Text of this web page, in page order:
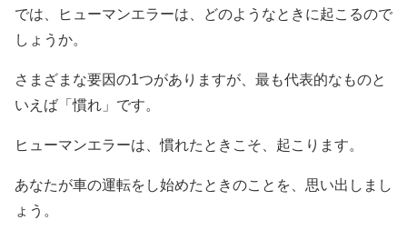
では、ヒューマンエラーは、どのようなときに起こるので
しょうか。
さまざまな要因の1つがありますが、最も代表的なものと
いえば「慣れ」です。
ヒューマンエラーは、慣れたときこそ、起こります。
あなたが車の運転をし始めたときのことを、思い出しまし
ょう。